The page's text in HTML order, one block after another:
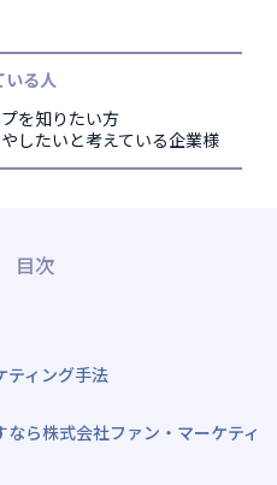
いる人
を知りたい方
したいと考えている企業様
目次
ティング手法
ら株式会社ファン・マーケティ